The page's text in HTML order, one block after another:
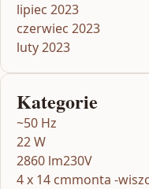
lipiec 2023
czerwiec 2023
luty 2023
Kategorie
~50 Hz
22 W
2860 lm230V
4 x 14 cmmonta -